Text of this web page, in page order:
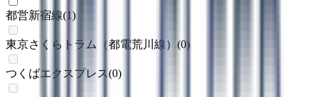
都営新宿線(1)
東京さくらトラム（都電荒川線） (0)
つくばエクスプレス(0)